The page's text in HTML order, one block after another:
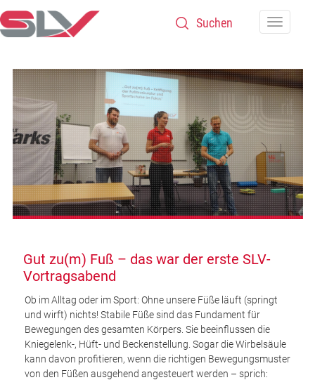
Zum Inhalt
Gut zu(m) Fuß – das war der erste SLV-
Vortragsabend
Ob im Alltag oder im Sport: Ohne unsere Füße läuft (springt
und wirft) nichts! Stabile Füße sind das Fundament für
Bewegungen des gesamten Körpers. Sie beeinflussen die
Kniegelenk-, Hüft- und Beckenstellung. Sogar die Wirbelsäule
kann davon profitieren, wenn die richtigen Bewegungsmuster
von den Füßen ausgehend angesteuert werden – sprich: